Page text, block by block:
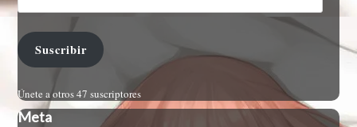
Suscribir
Únete a otros 47 suscriptores
Meta